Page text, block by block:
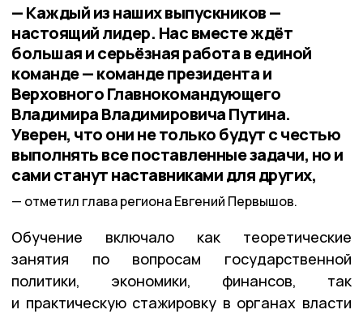
— Каждый из наших выпускников —
настоящий лидер. Нас вместе ждёт
большая и серьёзная работа в единой
команде — команде президента и
Верховного Главнокомандующего
Владимира Владимировича Путина.
Уверен, что они не только будут с честью
выполнять все поставленные задачи, но и
сами станут наставниками для других,
отметил глава региона Евгений Первышов.
Обучение включало как теоретические
занятия по вопросам государственной
политики, экономики, финансов, так
и практическую стажировку в органах власти